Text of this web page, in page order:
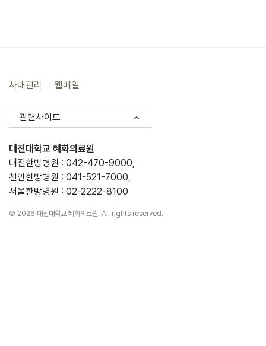
사내관리 웹메일
관련사이트
대전대학교 혜화의료원
대전한방병원 : 042-470-9000,
천안한방병원 : 041-521-7000,
서울한방병원 : 02-2222-8100
© 2026 대전대학교 혜화의료원. All rights reserved.